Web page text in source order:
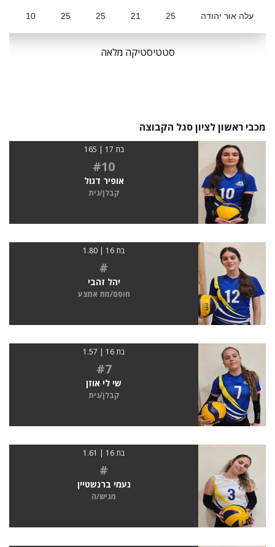
עלה אור יהודה 25
21
25
25
10
סטטיסטיקה מלאה
מכבי ראשון לציון סגל הקבוצה
בת 17 | 165
#10
אופיר דגול
קבלן/נית
בת 16 | 1.80
#
יהל זהבי
חוסם/מת אמצע
בת 16 | 1.57
#7
שי לי אוזן
קבלן/נית
בת 16 | 1.61
#
נעמי ברנשטיין
מגיש/ה